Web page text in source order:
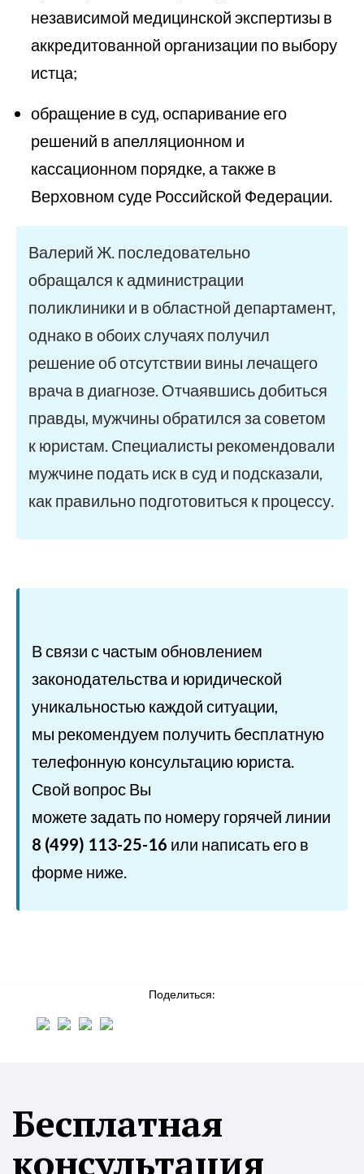
независимой медицинской экспертизы в
аккредитованной организации по выбору
истца;
обращение в суд, оспаривание его
решений в апелляционном и
кассационном порядке, а также в
Верховном суде Российской Федерации.
Валерий Ж. последовательно
обращался к администрации
поликлиники и в областной департамент,
однако в обоих случаях получил
решение об отсутствии вины лечащего
врача в диагнозе. Отчаявшись добиться
правды, мужчины обратился за советом
к юристам. Специалисты рекомендовали
мужчине подать иск в суд и подсказали,
как правильно подготовиться к процессу.
В связи с частым обновлением
законодательства и юридической
уникальностью каждой ситуации,
мы рекомендуем получить бесплатную
телефонную консультацию юриста.
Свой вопрос Вы
можете задать по номеру горячей линии
8 (499) 113-25-16 или написать его в
форме ниже.
Поделиться:
Бесплатная
консультация